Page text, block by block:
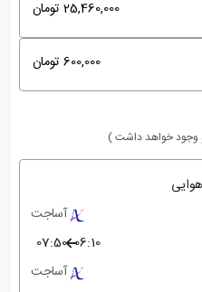
25,460,000 تومان
600,000 تومان
وجود خواهد داشت )
هوایی
آساجت
06:10
07:50
آساجت